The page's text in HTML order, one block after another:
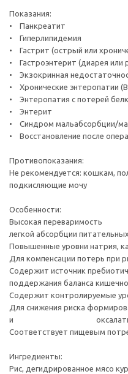
Показания:
• Панкреатит
• Гиперлипидемия
• Гастрит (острый или
• Гастроэнтерит (диарея или
• Экзокринная
• Хронические энтеропатии
• Энтеропатия с потерей
• Энтерит
• Синдром мальабсорбции/
• Восстановление после
Противопоказания:
Не рекомендуется: кошкам,
подкисляющие мочу
Высокая
легкой абсорбции
Повышенные уровни
Для компенсации потерь при
Содержит источник
поддержания баланса
Содержит контролируемые
Для снижения риска
и оксалатных
Соответствует пищевым
Ингредиенты:
Рис, дегидрированное мясо